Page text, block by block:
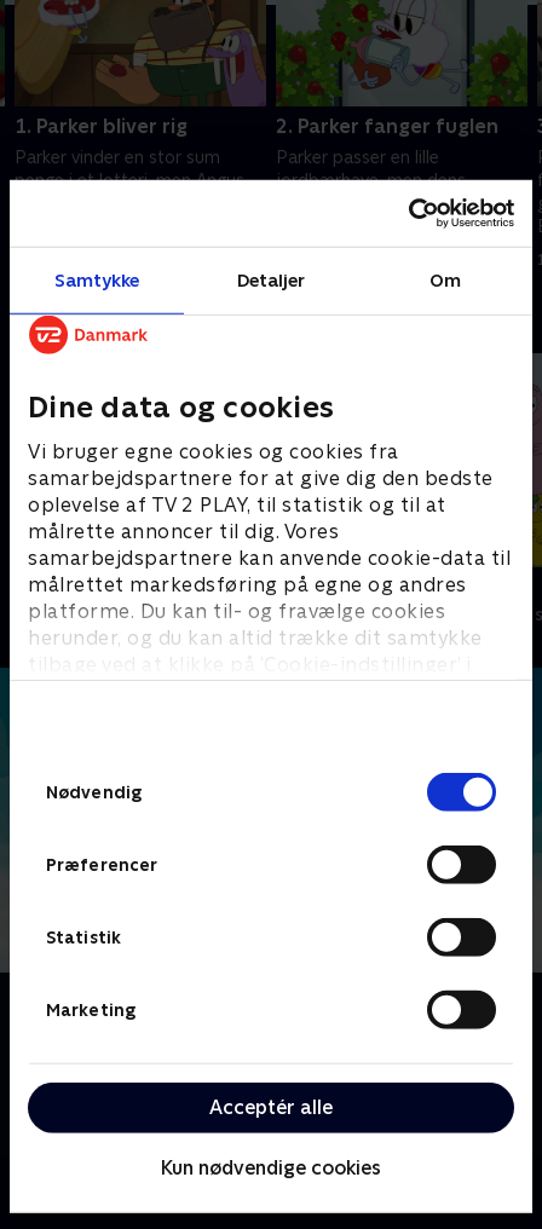
Samtykke Detaljer Om
Dine data og cookies
Vi bruger egne cookies og cookies fra
samarbejdspartnere for at give dig den bedste
oplevelse af TV 2 PLAY, til statistik og til at
målrette annoncer til dig. Vores
samarbejdspartnere kan anvende cookie-data til
målrettet markedsføring på egne og andres
platforme. Du kan til- og fravælge cookies
herunder, og du kan altid trække dit samtykke
tilbage ved at klikke på ’Cookie-indstillinger’ i
Nødvendig
Præferencer
Statistik
Marketing
Acceptér alle
Kun nødvendige cookies
1. Parker bliver rig
Parker vinder en stor sum
penge i et lotteri, men Angus
Middlemost Post opdager en
hemmelig wrestling-liga
2. Parker fanger fuglen
Parker passer en lille
jordbærhave, men dens
overlevelse trues af en flok
glubske fugle. Parker hjælper
Angus med at lære at svømme
Andre så også
Gurli Gris
Børneserier • 4 sæsoner
Barbapapa
Børneserier • 1
Om Middlemost Post
begiver sig ud på uhyggelige eventyr for at levere
post over Mount Middlemost.